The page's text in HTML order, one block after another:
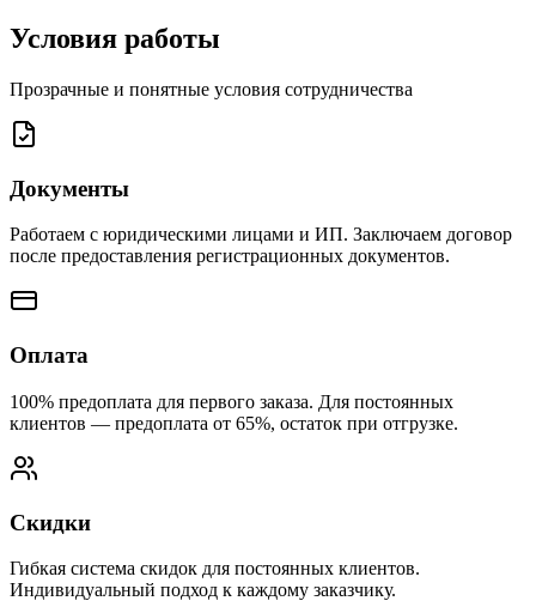
Условия работы
Прозрачные и понятные условия сотрудничества
Документы
Работаем с юридическими лицами и ИП. Заключаем договор
после предоставления регистрационных документов.
Оплата
100% предоплата для первого заказа. Для постоянных
клиентов — предоплата от 65%, остаток при отгрузке.
Скидки
Гибкая система скидок для постоянных клиентов.
Индивидуальный подход к каждому заказчику.